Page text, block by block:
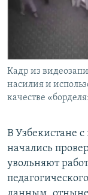
Кадр из
насилия и
качестве
В Узбекистане
начались
увольняют